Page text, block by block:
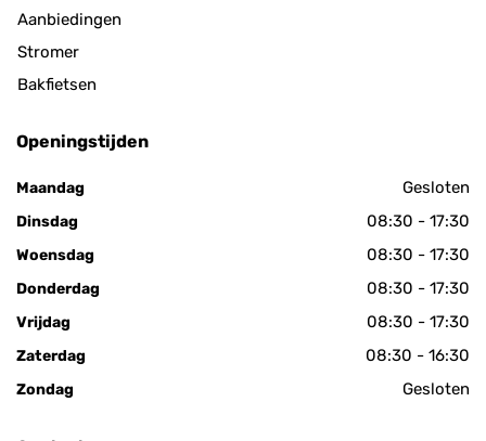
Aanbiedingen
Stromer
Bakfietsen
Openingstijden
Maandag Gesloten
Dinsdag 08:30 - 17:30
Woensdag 08:30 - 17:30
Donderdag 08:30 - 17:30
Vrijdag 08:30 - 17:30
Zaterdag 08:30 - 16:30
Zondag Gesloten